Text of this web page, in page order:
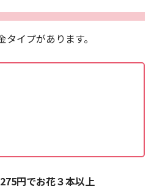
イプがあります。
円でお花３本以上